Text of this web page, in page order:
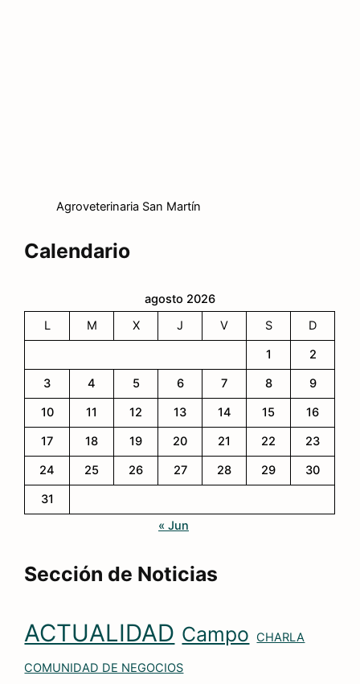
Agroveterinaria San Martín
Calendario
agosto 2026
L
M X J V S
D
1
2
3
4 5 6 7 8
9
10
11 12 13 14 15
16
17
18 19 20 21 22
23
24
25 26 27 28 29
30
31
« Jun
Sección de Noticias
ACTUALIDAD Campo CHARLA
COMUNIDAD DE NEGOCIOS